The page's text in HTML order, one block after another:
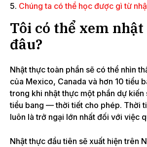
Chúng ta có thể học được gì từ
Tôi có thể xem
đâu?
Nhật thực toàn phần sẽ có thể nhìn
của Mexico, Canada và hơn 10 tiểu
trong khi nhật thực một phần dự kiến
tiểu bang — thời tiết cho phép. Thời
luôn là trở ngại lớn nhất đối với việc
Nhật thực đầu tiên sẽ xuất hiện trên